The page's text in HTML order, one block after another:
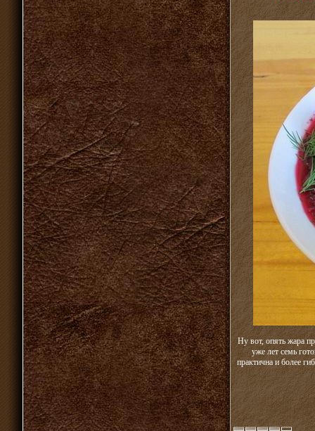
Ну вот, опять жара
уже лет семь
практична и более